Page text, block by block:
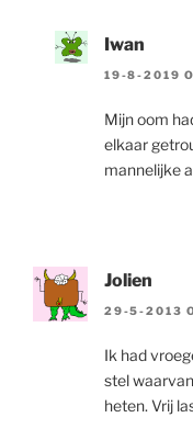
Iwan
19-8-2019
Mijn oom
elkaar
mannelijke
Jolien
29-5-2013
Ik had
stel
heten. Vrij